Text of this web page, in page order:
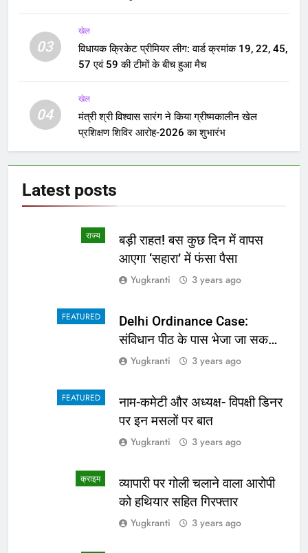
03
खेल
विधायक क्रिकेट प्रीमियर लीग: वार्ड क्रमांक 19, 22, 45,
57 एवं 59 की टीमों के बीच हुआ मैच
04
खेल
मंत्री श्री विश्वास सारंग ने किया ग्रीष्मकालीन खेल
प्रशिक्षण शिविर आरोह-2026 का शुभारंभ
Latest posts
राज्य
बड़ी राहत! बस कुछ दिन में वापस
आएगा ‘सहारा’ में फंसा पैसा
Yugkranti 3 years ago
FEATURED
Delhi Ordinance Case:
संविधान पीठ के पास भेजा जा सकता
है अध्यादेश का मामला
Yugkranti 3 years ago
FEATURED
नाम-कमेटी और अध्यक्ष- विपक्षी डिनर
पर इन मसलों पर बात
Yugkranti 3 years ago
क्राइम
व्यापारी पर गोली चलाने वाला आरोपी
को हथियार सहित गिरफ्तार
Yugkranti 3 years ago